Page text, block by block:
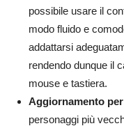
possibile usare il
modo fluido e
addattarsi
rendendo dunque il
mouse e tastiera.
Aggiornamento
personaggi più